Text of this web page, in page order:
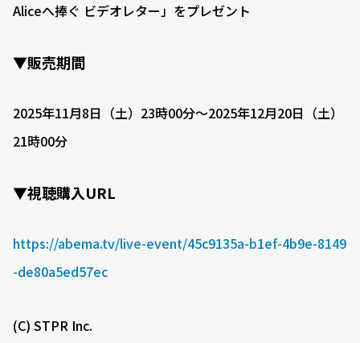
Aliceへ捧ぐ ビデオレター」をプレゼント
▼販売期間
2025年11月8日（土）23時00分〜2025年12月20日（土）
21時00分
▼視聴購入URL
https://abema.tv/live-event/45c9135a-b1ef-4b9e-8149
-de80a5ed57ec
(C) STPR Inc.